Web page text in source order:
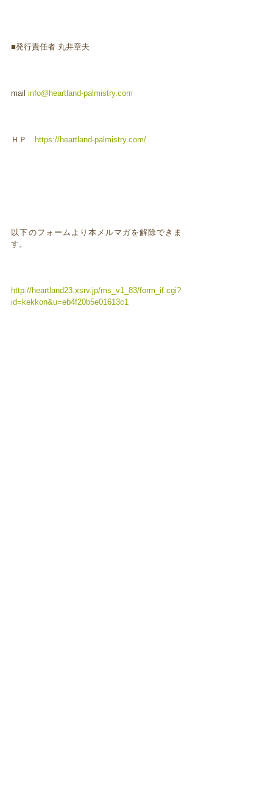
■発行責任者 丸井章夫
mailinfo@heartland-palmistry.com
ＨＰhttps://heartland-palmistry.com/
以下のフォームより本メルマガを解除できま
す。
http://heartland23.xsrv.jp/ms_v1_83/form_if.cgi?
id=kekkon&u=eb4f20b5e01613c1